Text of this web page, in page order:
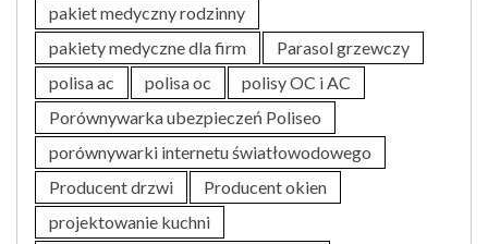
pakiet medyczny rodzinny
pakiety medyczne dla firm
Parasol grzewczy
polisa ac
polisa oc
polisy OC i AC
Porównywarka ubezpieczeń Poliseo
porównywarki internetu światłowodowego
Producent drzwi
Producent okien
projektowanie kuchni